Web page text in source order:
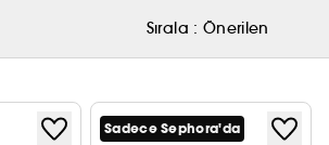
Sırala : Önerilen
Sadece Sephora'da